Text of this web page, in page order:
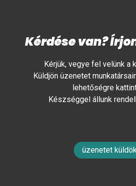
Kérdése van?
Kérjük, vegye fel velünk a
Küldjön üzenetet
lehetőségre
Készséggel állunk
üzenetet küldök